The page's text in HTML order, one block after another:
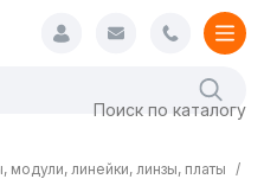
модули, линейки, линзы, платы